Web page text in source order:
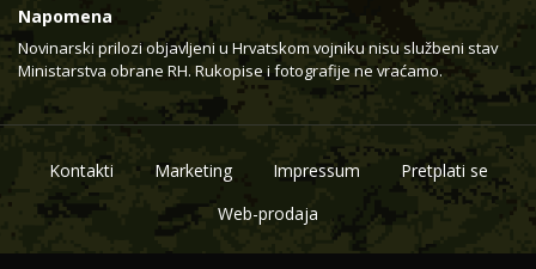
Napomena
Novinarski prilozi objavljeni u Hrvatskom vojniku nisu službeni stav
Ministarstva obrane RH. Rukopise i fotografije ne vraćamo.
Kontakti Marketing Impressum
Pretplati se
Web-prodaja